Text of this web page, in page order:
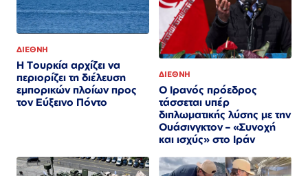
ΔΙΕΘΝΗ
Η Τουρκία αρχίζει να
περιορίζει τη διέλευση
εμπορικών πλοίων προς
τον Εύξεινο Πόντο
ΔΙΕΘΝΗ
Ο Ιρανός πρόεδρος
τάσσεται υπέρ
διπλωματικής λύσης με την
Ουάσινγκτον – «Συνοχή
και ισχύς» στο Ιράν​​​​​​​​​​​​​​​​​​​​​​​​​​​​​​​​​​​​​​​​​​​​​​​​​​